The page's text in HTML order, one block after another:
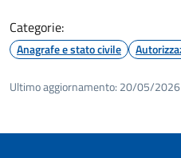
Categorie:
Anagrafe e stato civile
Ultimo aggiornamento: 20/05/2026